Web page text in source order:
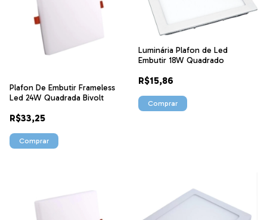
Plafon De Embutir Frameless
Led 24W Quadrada Bivolt
R$33,25
Comprar
Luminária Plafon de Led
Embutir 18W Quadrado
R$15,86
Comprar